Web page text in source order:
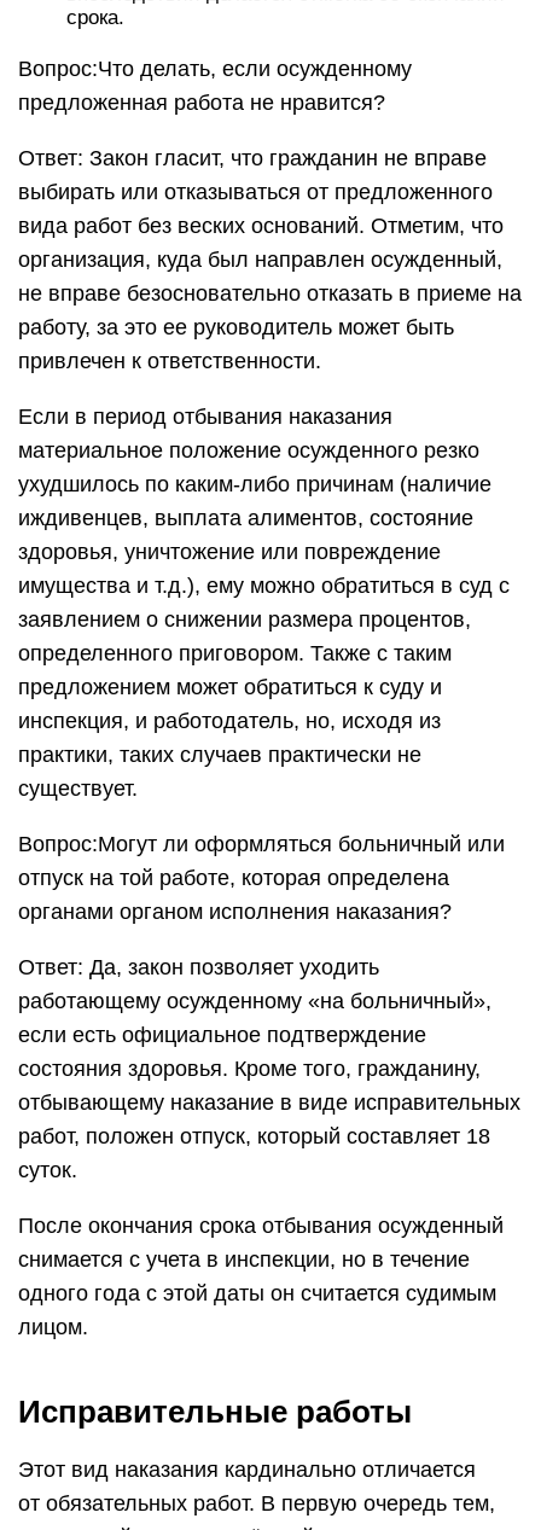
срока.
Вопрос:Что делать, если осужденному
предложенная работа не нравится?
Ответ: Закон гласит, что гражданин не вправе
выбирать или отказываться от предложенного
вида работ без веских оснований. Отметим, что
организация, куда был направлен осужденный,
не вправе безосновательно отказать в приеме на
работу, за это ее руководитель может быть
привлечен к ответственности.
Если в период отбывания наказания
материальное положение осужденного резко
ухудшилось по каким-либо причинам (наличие
иждивенцев, выплата алиментов, состояние
здоровья, уничтожение или повреждение
имущества и т.д.), ему можно обратиться в суд с
заявлением о снижении размера процентов,
определенного приговором. Также с таким
предложением может обратиться к суду и
инспекция, и работодатель, но, исходя из
практики, таких случаев практически не
существует.
Вопрос:Могут ли оформляться больничный или
отпуск на той работе, которая определена
органами органом исполнения наказания?
Ответ: Да, закон позволяет уходить
работающему осужденному «на больничный»,
если есть официальное подтверждение
состояния здоровья. Кроме того, гражданину,
отбывающему наказание в виде исправительных
работ, положен отпуск, который составляет 18
суток.
После окончания срока отбывания осужденный
снимается с учета в инспекции, но в течение
одного года с этой даты он считается судимым
лицом.
Исправительные работы
Этот вид наказания кардинально отличается
от обязательных работ. В первую очередь тем,